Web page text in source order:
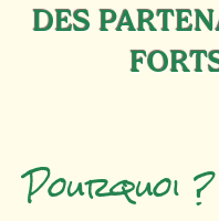
DES
Pourquoi ?